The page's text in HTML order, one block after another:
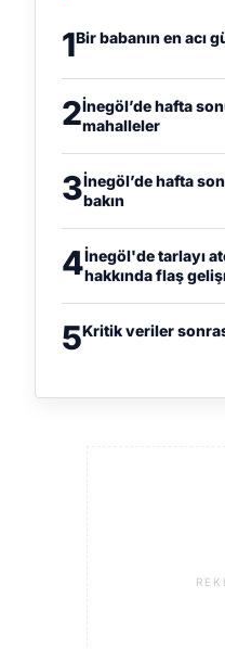
1Bir babanın en acı
2İnegöl’de hafta
mahalleler
3İnegöl’de hafta
bakın
4İnegöl'de tarlayı
hakkında flaş
5Kritik veriler